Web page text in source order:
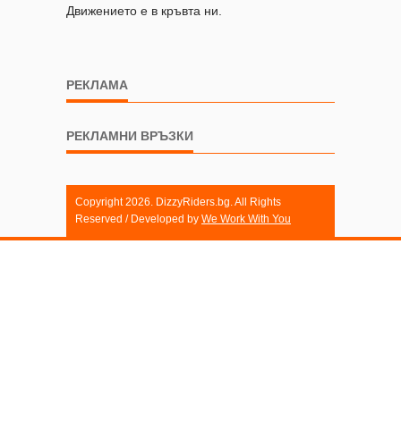
Движението е в кръвта ни.
РЕКЛАМА
РЕКЛАМНИ ВРЪЗКИ
Copyright 2026. DizzyRiders.bg. All Rights
Reserved / Developed by We Work With You